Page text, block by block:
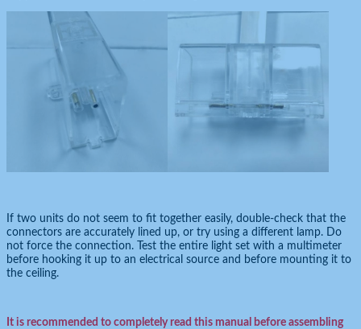
If two units do not seem to fit together easily, double-check that the
connectors are accurately lined up, or try using a different lamp. Do
not force the connection. Test the entire light set with a multimeter
before hooking it up to an electrical source and before mounting it to
the ceiling.
It is recommended to completely read this manual before assembling